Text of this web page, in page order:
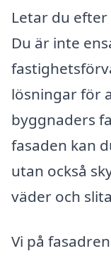
Letar du
Du är inte
lösningar för
byggnaders
fasaden kan
utan också
väder och
Vi på